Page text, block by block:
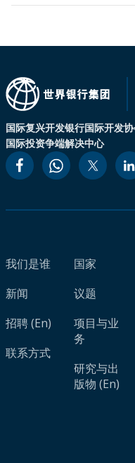
国际复兴开发银行国际开发
国际投资争端解决中心
我们是谁
新闻
招聘 (En)
联系方式
国家
议题
项目与业
务
研究与出
版物 (En)